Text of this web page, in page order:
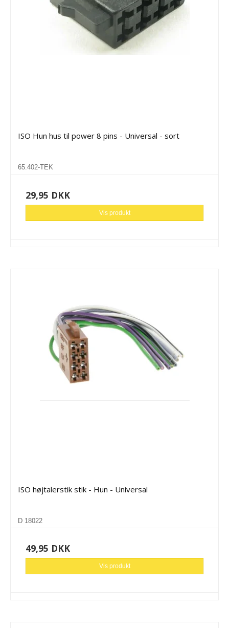
ISO Hun hus til power 8 pins - Universal - sort
65.402-TEK
29,95 DKK
Vis produkt
ISO højtalerstik stik - Hun - Universal
D 18022
49,95 DKK
Vis produkt